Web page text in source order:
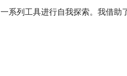
系列工具进行自我探索。我借助